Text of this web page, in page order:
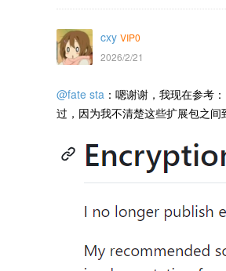
cxy VIP0
2026/2/21
@fate sta ： 嗯谢谢，我现在参考：
过，因为我不清楚这些扩展包之